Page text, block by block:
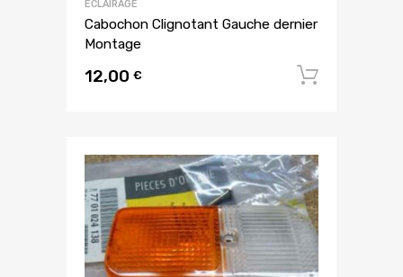
ECLAIRAGE
Cabochon Clignotant Gauche dernier
Montage
12,00 €